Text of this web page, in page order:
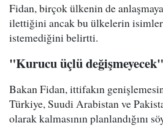
Fidan, birçok ülkenin de
ilettiğini ancak bu ülkelerin
istemediğini belirtti.
"Kurucu üçlü değişmeyecek"
Bakan Fidan, ittifakın
Türkiye, Suudi Arabistan ve
olarak kalmasının planlandığını